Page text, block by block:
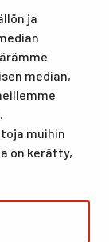
ja
median,
muihin
on kerätty,
puitteet niin
tason
virallinen
sekä